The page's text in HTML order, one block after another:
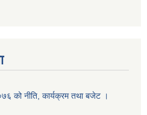
को नीति, कार्यक्रम तथा बजेट ।